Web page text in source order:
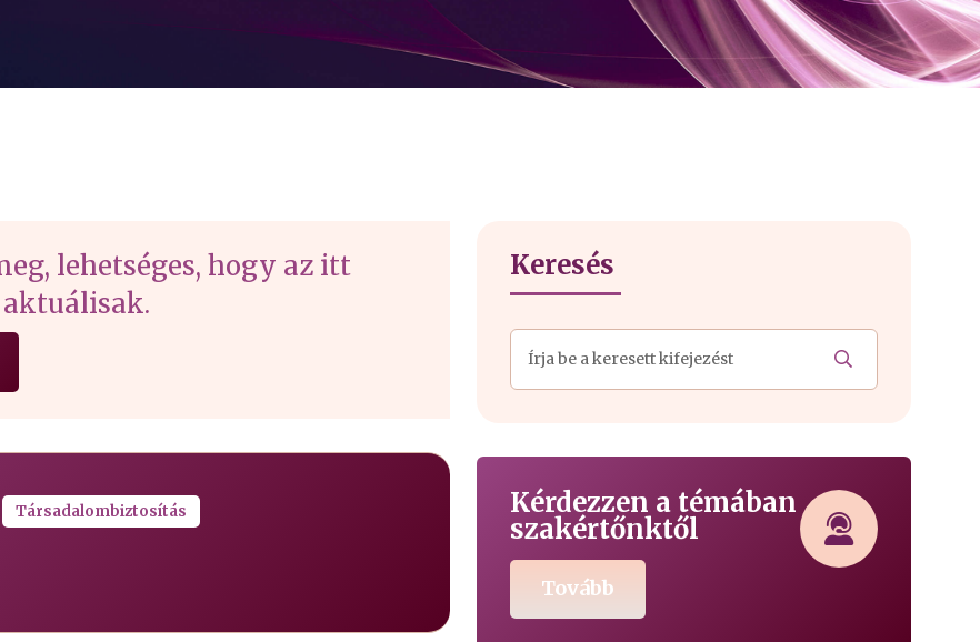
lehetséges, hogy az itt
Társadalombiztosítás
Keresés
Kérdezzen a témában
szakértőnktől
Tovább